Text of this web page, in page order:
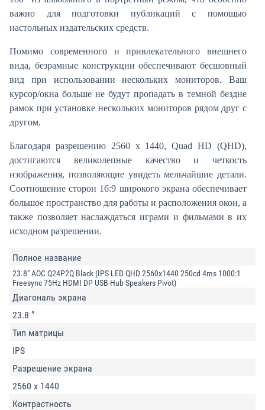
важно для подготовки публикаций с помощью
настольных издательских средств.
Помимо современного и привлекательного внешнего
вида, безрамные конструкции обеспечивают бесшовный
вид при использовании нескольких мониторов. Ваш
курсор/окна больше не будут пропадать в темной бездне
рамок при установке нескольких мониторов рядом друг с
другом.
Благодаря разрешению 2560 x 1440, Quad HD (QHD),
достигаются великолепные качество и четкость
изображения, позволяющие увидеть мельчайшие детали.
Соотношение сторон 16:9 широкого экрана обеспечивает
большое пространство для работы и расположения окон, а
также позволяет наслаждаться играми и фильмами в их
исходном разрешении.
Полное название
23.8" AOC Q24P2Q Black (IPS LED QHD 2560x1440 250cd 4ms 1000:1
Freesync 75Hz HDMI DP USB-Hub Speakers Pivot)
Диагональ экрана
23.8 "
Тип матрицы
IPS
Разрешение экрана
2560 x 1440
Контрастность